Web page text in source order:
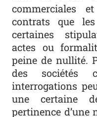
commerciales
contrats que
certaines
actes ou
peine de nullité.
des sociétés
interrogations
une certaine
pertinence d’une